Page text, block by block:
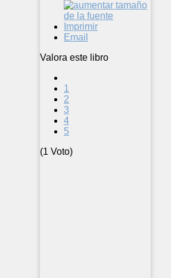
Imprimir
Email
Valora este libro
1
2
3
4
5
(1 Voto)